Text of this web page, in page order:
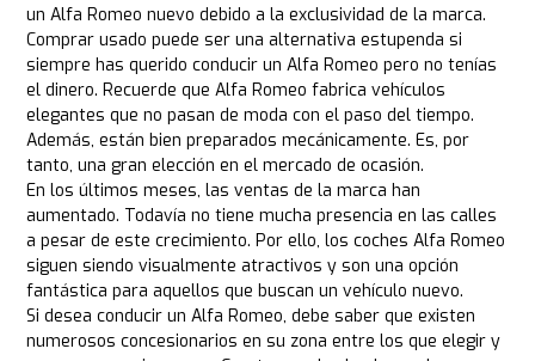
un Alfa Romeo nuevo debido a la exclusividad de la marca.
Comprar usado puede ser una alternativa estupenda si
siempre has querido conducir un Alfa Romeo pero no tenías
el dinero. Recuerde que Alfa Romeo fabrica vehículos
elegantes que no pasan de moda con el paso del tiempo.
Además, están bien preparados mecánicamente. Es, por
tanto, una gran elección en el mercado de ocasión.
En los últimos meses, las ventas de la marca han
aumentado. Todavía no tiene mucha presencia en las calles
a pesar de este crecimiento. Por ello, los coches Alfa Romeo
siguen siendo visualmente atractivos y son una opción
fantástica para aquellos que buscan un vehículo nuevo.
Si desea conducir un Alfa Romeo, debe saber que existen
numerosos concesionarios en su zona entre los que elegir y